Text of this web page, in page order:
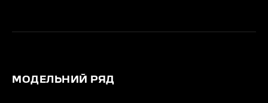
МОДЕЛЬНИЙ РЯД